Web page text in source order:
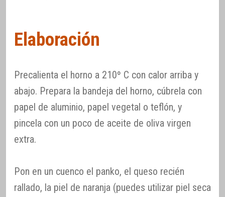
Elaboración
Precalienta el horno a 210º C con calor arriba y
abajo. Prepara la bandeja del horno, cúbrela con
papel de aluminio, papel vegetal o teflón, y
pincela con un poco de aceite de oliva virgen
extra.
Pon en un cuenco el panko, el queso recién
rallado, la piel de naranja (puedes utilizar piel seca